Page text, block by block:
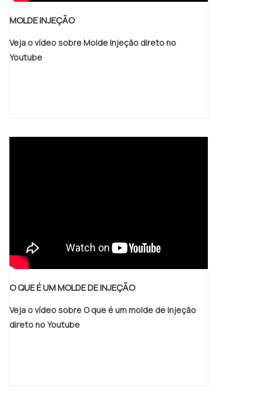
MOLDE INJEÇÃO
Veja o vídeo sobre Molde Injeção direto no
Youtube
O QUE É UM MOLDE DE INJEÇÃO
Veja o vídeo sobre O que é um molde de injeção
direto no Youtube